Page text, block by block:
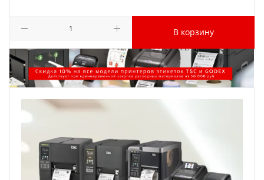
В корзину